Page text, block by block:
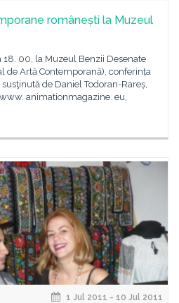
românești la Muzeul
18. 00, la Muzeul Benzii Desenate
de Artă Contemporană), conferința
de Daniel Todoran-Rareș,
animationmagazine. eu,
1 Jul 2011 - 10 Jul 2011